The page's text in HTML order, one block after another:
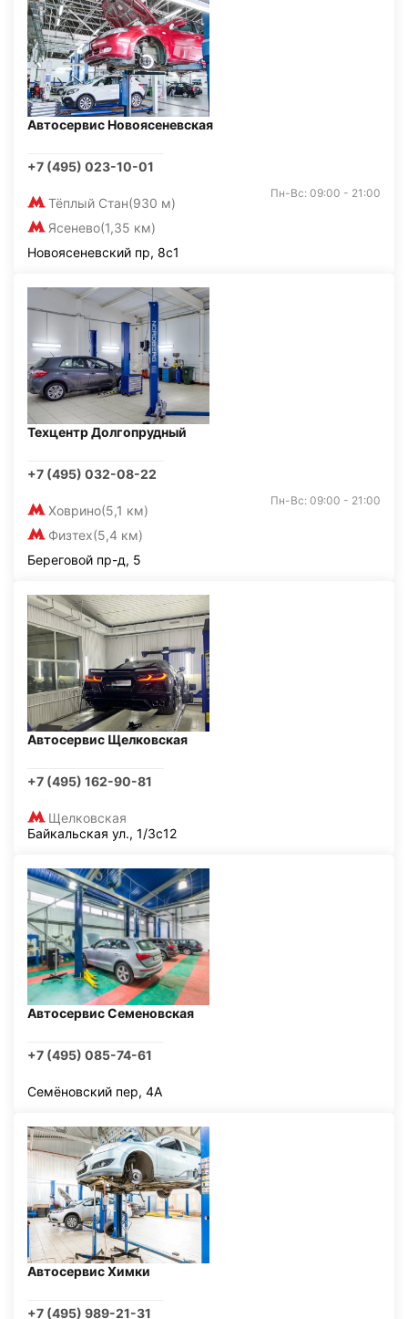
Автосервис Новоясеневская
+7 (495) 023-10-01
Тёплый Стан(930 м)
Ясенево(1,35 км)
Пн-Вс: 09:00 - 21:00
Новоясеневский пр, 8с1
Техцентр Долгопрудный
+7 (495) 032-08-22
Ховрино(5,1 км)
Физтех(5,4 км)
Пн-Вс: 09:00 - 21:00
Береговой пр-д, 5
Автосервис Щелковская
+7 (495) 162-90-81
Щелковская
Байкальская ул., 1/3с12
Автосервис Семеновская
+7 (495) 085-74-61
Семёновский пер, 4А
Автосервис Химки
+7 (495) 989-21-31